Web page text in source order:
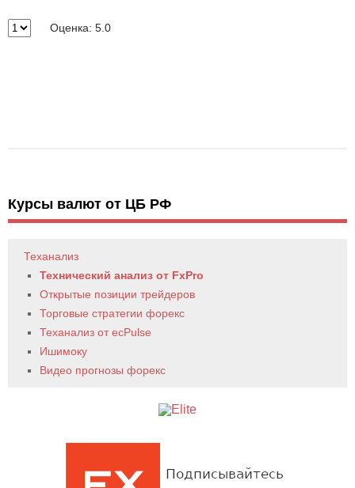
Оценка: 5.0
Курсы валют от ЦБ РФ
Теханализ
Технический анализ от FxPro
Открытые позиции трейдеров
Торговые стратегии форекс
Теханализ от ecPulse
Ишимоку
Видео прогнозы форекс